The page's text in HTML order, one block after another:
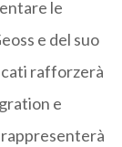
le
e del suo
rafforzerà
e
rappresenterà